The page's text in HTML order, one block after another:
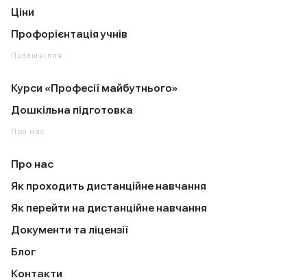
Ціни
Профорієнтація учнів
Позашкілля
Курси «Професії майбутнього»
Дошкільна підготовка
Про нас
Про нас
Як проходить дистанційне навчання
Як перейти на дистанційне навчання
Документи та ліцензії
Блог
Контакти